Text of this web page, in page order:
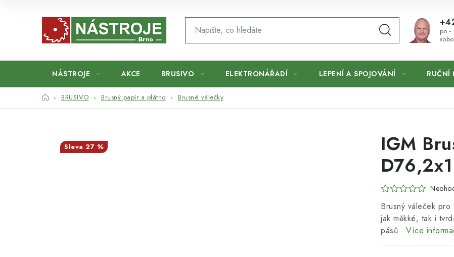
po
NÁSTROJE AKCE BRUSIVO ELEKTRONÁŘADÍ LEPENÍ A SPOJOVÁNÍ RUČNÍ
DomůBRUSIVO Brusný papír a plátno Brusné válečky
IGM
Brusný váleček
jak měkké, tak i
pásů. Více
27 %